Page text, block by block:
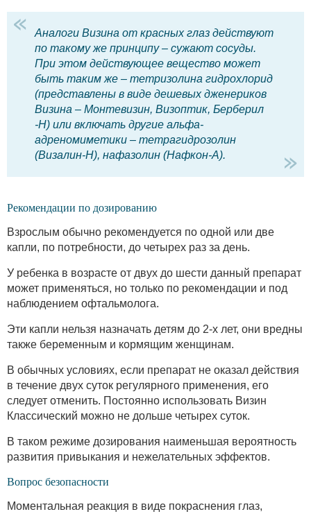
Аналоги Визина от красных глаз действуют
по такому же принципу – сужают сосуды.
При этом действующее вещество может
быть таким же – тетризолина гидрохлорид
(представлены в виде дешевых дженериков
Визина – Монтевизин, Визоптик, Берберил
-Н) или включать другие альфа-
адреномиметики – тетрагидрозолин
(Визалин-Н), нафазолин (Нафкон-А).
Рекомендации по дозированию
Взрослым обычно рекомендуется по одной или две
капли, по потребности, до четырех раз за день.
У ребенка в возрасте от двух до шести данный препарат
может применяться, но только по рекомендации и под
наблюдением офтальмолога.
Эти капли нельзя назначать детям до 2-х лет, они вредны
также беременным и кормящим женщинам.
В обычных условиях, если препарат не оказал действия
в течение двух суток регулярного применения, его
следует отменить. Постоянно использовать Визин
Классический можно не дольше четырех суток.
В таком режиме дозирования наименьшая вероятность
развития привыкания и нежелательных эффектов.
Вопрос безопасности
Моментальная реакция в виде покраснения глаз,